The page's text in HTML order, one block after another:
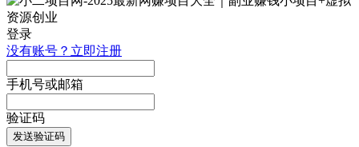
登录
没有账号？立即注册
手机号或邮箱
验证码
发送验证码